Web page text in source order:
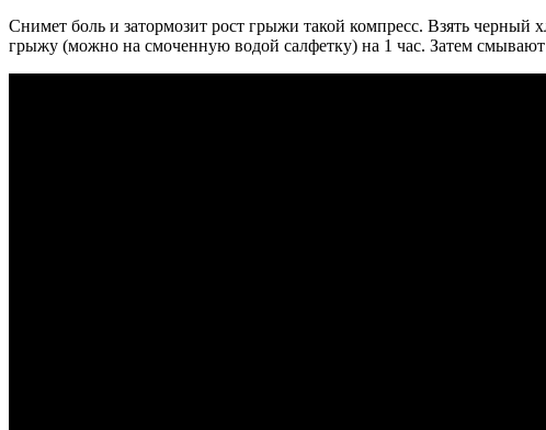
Снимет боль и затормозит рост грыжи такой компресс. Взять черный
грыжу (можно на смоченную водой салфетку) на 1 час. Затем